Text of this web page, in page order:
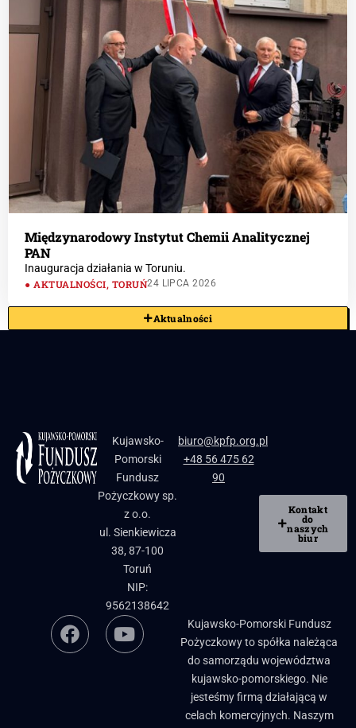
Międzynarodowy Instytut Chemii Analitycznej
PAN
Inauguracja działania w Toruniu.
AKTUALNOŚCI, TORUŃ24 LIPCA 2026
Aktualności
Kujawsko-
Pomorski
Fundusz
Pożyczkowy sp.
z o.o.
ul. Sienkiewicza
38, 87-100
Toruń
NIP:
9562138642
biuro@kpfp.org.pl
+48 56 475 62
90
Kontakt
do
naszych
biur
Kujawsko-Pomorski Fundusz
Pożyczkowy to spółka należąca
do samorządu województwa
kujawsko-pomorskiego. Nie
jesteśmy firmą działającą w
celach komercyjnych. Naszym